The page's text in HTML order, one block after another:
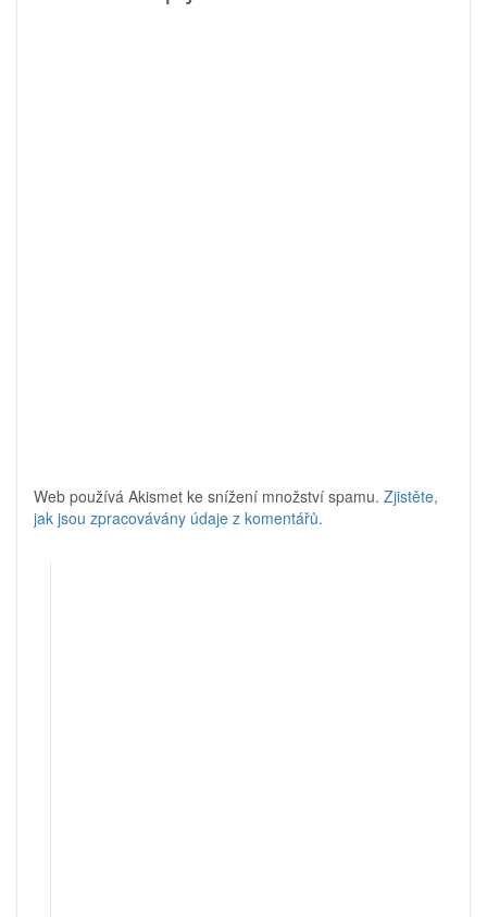
Web používá Akismet ke snížení množství spamu. Zjistěte,
jak jsou zpracovávány údaje z komentářů.